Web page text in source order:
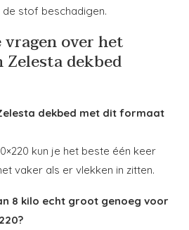
de stof beschadigen.
over het
Zelesta dekbed
dekbed met dit formaat
kun je het beste één keer
vaker als er vlekken in zitten.
8 kilo echt groot genoeg voor